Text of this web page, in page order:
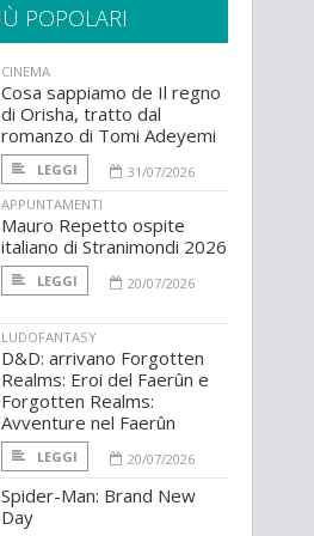
POPOLARI
CINEMA
Cosa sappiamo de Il regno
di Orisha, tratto dal
romanzo di Tomi Adeyemi
LEGGI
31/07/2026
APPUNTAMENTI
Mauro Repetto ospite
italiano di Stranimondi 2026
LEGGI 20/07/2026
LUDOFANTASY
D&D: arrivano Forgotten
Realms: Eroi del Faerûn e
Forgotten Realms:
Avventure nel Faerûn
LEGGI 20/07/2026
Spider-Man: Brand New
Day